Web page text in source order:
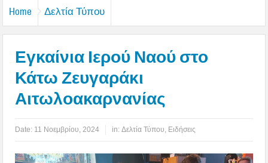
Home Δελτία Τύπου
Εγκαίνια Ιερού Ναού στο
Κάτω Ζευγαράκι
Αιτωλοακαρνανίας
Date: 11 Νοεμβρίου, 2024 in:Δελτία Τύπου Ειδήσεις